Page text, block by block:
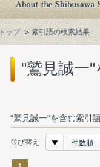
トップ 索引語の検索結果
"鷲見誠一
"鷲見誠一"を含む索
並び替え 件数順